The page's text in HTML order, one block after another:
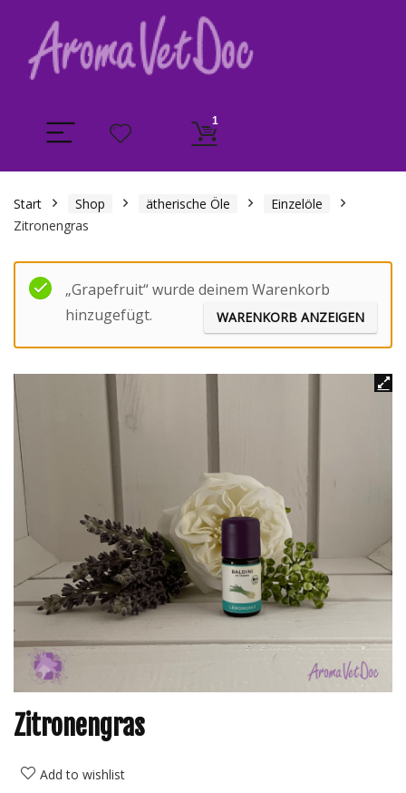
1
Start Shop ätherische Öle
Einzelöle
Zitronengras
„Grapefruit“ wurde deinem Warenkorb
hinzugefügt.
WARENKORB ANZEIGEN
Zitronengras
Add to wishlist